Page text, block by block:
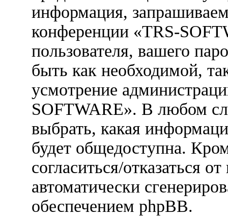
информация,
конференции «TRS-
пользователя, вашего
быть как необходимой,
усмотрение
SOFTWARE». В любом
выбрать, какая
будет общедоступна.
согласиться/отказаться
автоматически
обеспечением phpBB.